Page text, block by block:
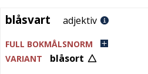
blåsvart
blåsvart adjektiv
FULL BOKMÅLSNORM
VARIANT
blåsort